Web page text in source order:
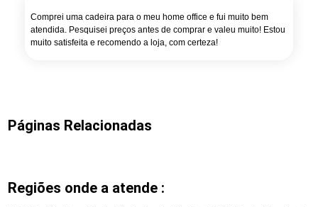
Comprei uma cadeira para o meu home office e fui muito bem
atendida. Pesquisei preços antes de comprar e valeu muito! Estou
muito satisfeita e recomendo a loja, com certeza!
Páginas Relacionadas
Regiões onde a atende :